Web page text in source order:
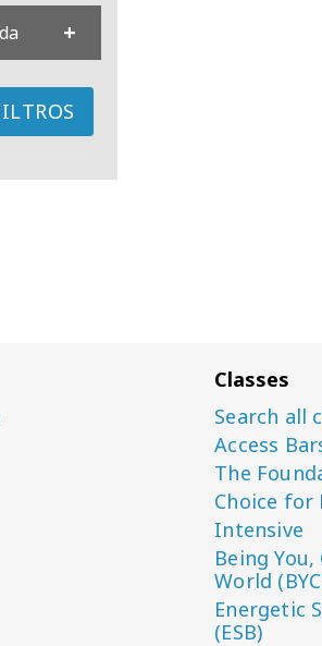
Classes
Search all
Access
The
Choice for
Intensive
Being
World
Energetic
(ESB)